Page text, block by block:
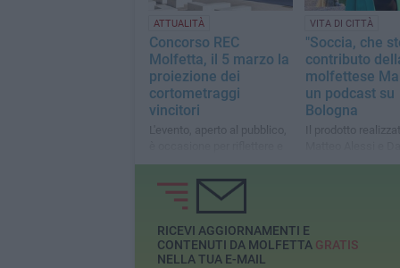
ATTUALITÀ
Concorso REC
Molfetta, il 5 marzo la
proiezione dei
cortometraggi
vincitori
L'evento, aperto al pubblico,
ascoltare le idee dei giovani
VITA DI CITTÀ
"Soccia, che
contributo
molfettese
un podcast su
Bologna
Il prodotto
Matteo Alessi e
Gasparri svela
RICEVI AGGIORNAMENTI E
CONTENUTI DA MOLFETTA GRATIS
NELLA TUA E-MAIL